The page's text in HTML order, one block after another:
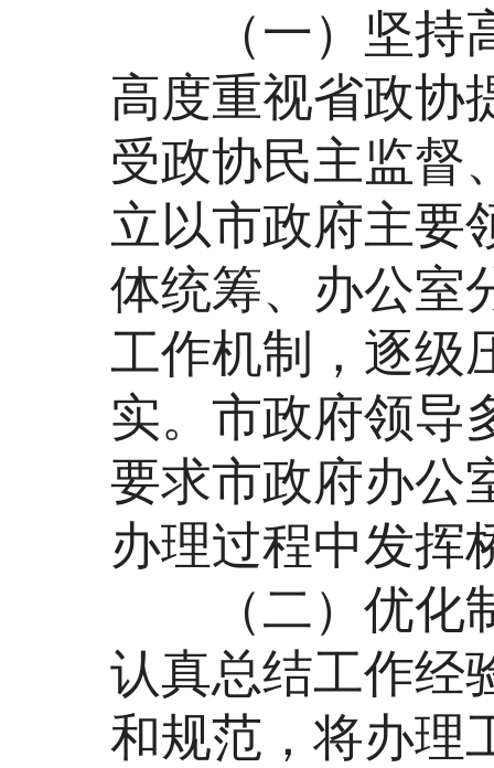
（一）坚持高
高度重视省政协
受政协民主监督
立以市政府主要
体统筹、办公室
工作机制，逐级
实。市政府领导
要求市政府办公
办理过程中发挥
（二）优化制
认真总结工作经
和规范，将办理